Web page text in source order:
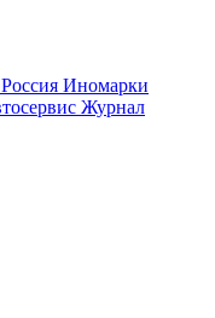
Россия Иномарки
Журнал